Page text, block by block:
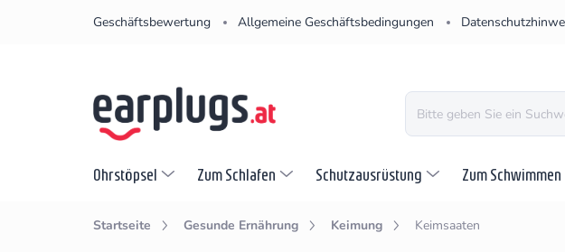
Geschäftsbewertung Allgemeine Geschäftsbedingungen
Ohrstöpsel Zum Schlafen Schutzausrüstung Zum Schwimmen
Startseite Gesunde Ernährung Keimung Keimsaaten